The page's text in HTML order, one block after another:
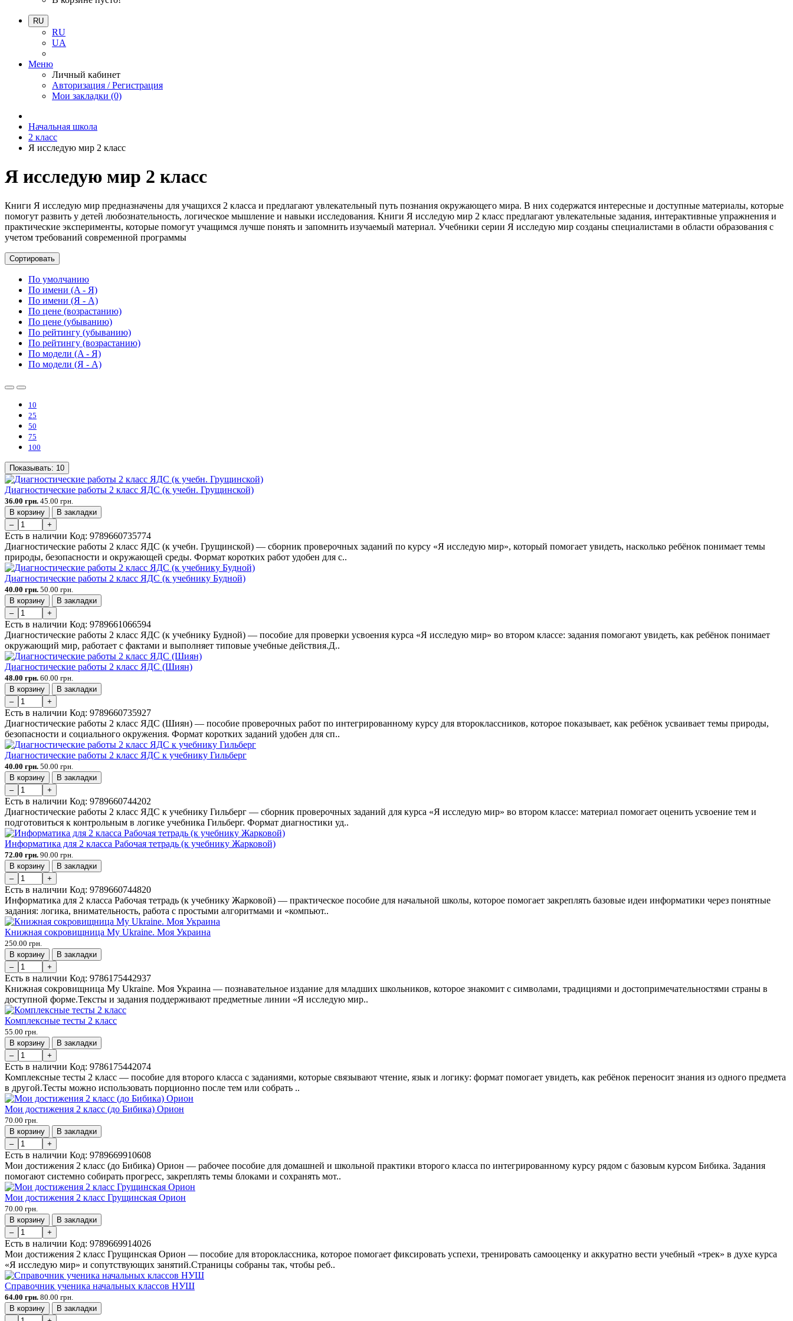
RU
RU
UA
Меню
Личный кабинет
Авторизация / Регистрация
Мои закладки (0)
Начальная школа
2 класс
Я исследую мир 2 класс
Я исследую мир 2 класс
Книги Я исследую мир предназначены для учащихся 2 класса и предлагают увлекательный путь познания окружающего мира. В них содержатся интересные и доступные материалы, которые
помогут развить у детей любознательность, логическое мышление и навыки исследования. Книги Я исследую мир 2 класс предлагают увлекательные задания, интерактивные упражнения и
практические эксперименты, которые помогут учащимся лучше понять и запомнить изучаемый материал. Учебники серии Я исследую мир созданы специалистами в области образования с
учетом требований современной программы
Сортировать
По умолчанию
По имени (A - Я)
По имени (Я - A)
По цене (возрастанию)
По цене (убыванию)
По рейтингу (убыванию)
По рейтингу (возрастанию)
По модели (A - Я)
По модели (Я - A)
10
25
50
75
100
Показывать: 10
Диагностические работы 2 класс ЯДС (к учебн. Грущинской)
36.00 грн. 45.00 грн.
В корзину
В закладки
–
+
Есть в наличии Код: 9789660735774
Диагностические работы 2 класс ЯДС (к учебн. Грущинской) — сборник проверочных заданий по курсу «Я исследую мир», который помогает увидеть, насколько ребёнок понимает темы
природы, безопасности и окружающей среды. Формат коротких работ удобен для с..
Диагностические работы 2 класс ЯДС (к учебнику Будной)
40.00 грн. 50.00 грн.
В корзину
В закладки
–
+
Есть в наличии Код: 9789661066594
Диагностические работы 2 класс ЯДС (к учебнику Будной) — пособие для проверки усвоения курса «Я исследую мир» во втором классе: задания помогают увидеть, как ребёнок понимает
окружающий мир, работает с фактами и выполняет типовые учебные действия.Д..
Диагностические работы 2 класс ЯДС (Шиян)
48.00 грн. 60.00 грн.
В корзину
В закладки
–
+
Есть в наличии Код: 9789660735927
Диагностические работы 2 класс ЯДС (Шиян) — пособие проверочных работ по интегрированному курсу для второклассников, которое показывает, как ребёнок усваивает темы природы,
безопасности и социального окружения. Формат коротких заданий удобен для сп..
Диагностические работы 2 класс ЯДС к учебнику Гильберг
40.00 грн. 50.00 грн.
В корзину
В закладки
–
+
Есть в наличии Код: 9789660744202
Диагностические работы 2 класс ЯДС к учебнику Гильберг — сборник проверочных заданий для курса «Я исследую мир» во втором классе: материал помогает оценить усвоение тем и
подготовиться к контрольным в логике учебника Гильберг. Формат диагностики уд..
Информатика для 2 класса Рабочая тетрадь (к учебнику Жарковой)
72.00 грн. 90.00 грн.
В корзину
В закладки
–
+
Есть в наличии Код: 9789660744820
Информатика для 2 класса Рабочая тетрадь (к учебнику Жарковой) — практическое пособие для начальной школы, которое помогает закреплять базовые идеи информатики через понятные
задания: логика, внимательность, работа с простыми алгоритмами и «компьют..
Книжная сокровищница My Ukraine. Моя Украина
250.00 грн.
В корзину
В закладки
–
+
Есть в наличии Код: 9786175442937
Книжная сокровищница My Ukraine. Моя Украина — познавательное издание для младших школьников, которое знакомит с символами, традициями и достопримечательностями страны в
доступной форме.Тексты и задания поддерживают предметные линии «Я исследую мир..
Комплексные тесты 2 класс
55.00 грн.
В корзину
В закладки
–
+
Есть в наличии Код: 9786175442074
Комплексные тесты 2 класс — пособие для второго класса с заданиями, которые связывают чтение, язык и логику: формат помогает увидеть, как ребёнок переносит знания из одного предмета
в другой.Тесты можно использовать порционно после тем или собрать ..
Мои достижения 2 класс (до Бибика) Орион
70.00 грн.
В корзину
В закладки
–
+
Есть в наличии Код: 9789669910608
Мои достижения 2 класс (до Бибика) Орион — рабочее пособие для домашней и школьной практики второго класса по интегрированному курсу рядом с базовым курсом Бибика. Задания
помогают системно собирать прогресс, закреплять темы блоками и сохранять мот..
Мои достижения 2 класс Грущинская Орион
70.00 грн.
В корзину
В закладки
–
+
Есть в наличии Код: 9789669914026
Мои достижения 2 класс Грущинская Орион — пособие для второклассника, которое помогает фиксировать успехи, тренировать самооценку и аккуратно вести учебный «трек» в духе курса
«Я исследую мир» и сопутствующих занятий.Страницы собраны так, чтобы реб..
Справочник ученика начальных классов НУШ
64.00 грн. 80.00 грн.
В корзину
В закладки